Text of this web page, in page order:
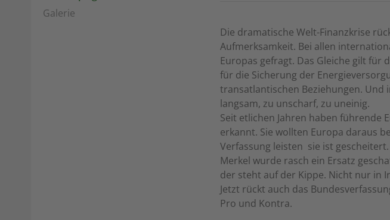
Galerie
Die dramatische Welt-Finanzkrise
Aufmerksamkeit. Bei allen
Europas gefragt. Das Gleiche gilt für
für die Sicherung der
transatlantischen Beziehungen. Und
langsam, zu unscharf, zu uneinig.
Seit etlichen Jahren haben führende
erkannt. Sie wollten Europa daraus
Verfassung leisten  sie ist
Merkel wurde rasch ein Ersatz
der steht auf der Kippe. Nicht nur in
Jetzt rückt auch das
Pro und Kontra.